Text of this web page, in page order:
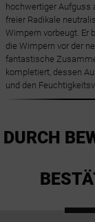
hochwertiger Aufguss
freier Radikale
Wimpern vorbeugt. Er
die Wimpern vor der
fantastische
kompletiert, dessen
und den
DURCH